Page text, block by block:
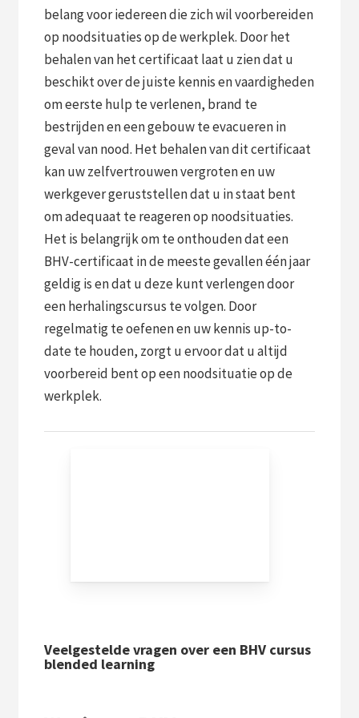
belang voor iedereen die zich wil voorbereiden
op noodsituaties op de werkplek. Door het
behalen van het certificaat laat u zien dat u
beschikt over de juiste kennis en vaardigheden
om eerste hulp te verlenen, brand te
bestrijden en een gebouw te evacueren in
geval van nood. Het behalen van dit certificaat
kan uw zelfvertrouwen vergroten en uw
werkgever geruststellen dat u in staat bent
om adequaat te reageren op noodsituaties.
Het is belangrijk om te onthouden dat een
BHV-certificaat in de meeste gevallen één jaar
geldig is en dat u deze kunt verlengen door
een herhalingscursus te volgen. Door
regelmatig te oefenen en uw kennis up-to-
date te houden, zorgt u ervoor dat u altijd
voorbereid bent op een noodsituatie op de
werkplek.
Veelgestelde vragen over een BHV cursus
blended learning